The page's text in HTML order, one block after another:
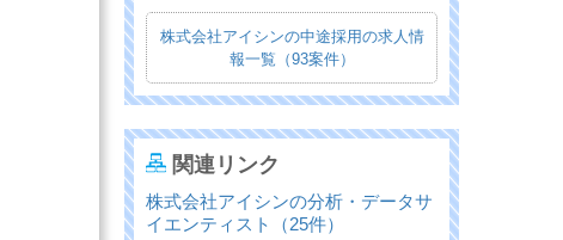
株式会社アイシンの中途採用の求人情
報一覧（93案件）
関連リンク
株式会社アイシンの分析・データサ
イエンティスト（25件）